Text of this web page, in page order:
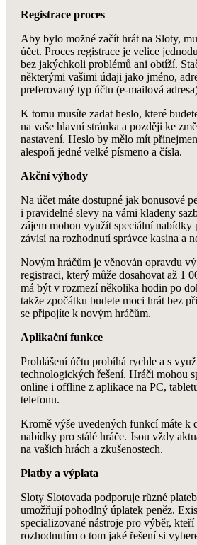
Registrace proces
Aby bylo možné začít hrát na Sloty,
účet. Proces registrace je velice
bez jakýchkoli problémů ani obtíží.
některými vašimi údaji jako jméno,
preferovaný typ účtu (e-mailová
K tomu musíte zadat heslo, které
na vaše hlavní stránka a později ke
nastavení. Heslo by mělo mít
alespoň jedné velké písmeno a čísla.
Akční výhody
Na účet máte dostupné jak bonusové
i pravidelné slevy na vámi kladeny
zájem mohou využít speciální nabídky
závisí na rozhodnutí správce kasina a
Novým hráčům je věnován opravdu
registraci, který může dosahovat až 1
má být v rozmezí několika hodin po
takže zpočátku budete moci hrát bez
se připojíte k novým hráčům.
Aplikační funkce
Prohlášení účtu probíhá rychle a s
technologických řešení. Hráči mohou
online i offline z aplikace na PC,
telefonu.
Kromě výše uvedených funkcí máte k
nabídky pro stálé hráče. Jsou vždy
na vašich hrách a zkušenostech.
Platby a výplata
Sloty Slotovada podporuje různé
umožňují pohodlný úplatek peněz.
specializované nástroje pro výběr,
rozhodnutím o tom jaké řešení si